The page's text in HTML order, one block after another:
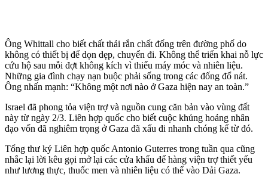
Ông Whittall cho biết chất thải rắn chất đống trên đường phố do
không có thiết bị để dọn dẹp, chuyển đi. Không thể triển khai nỗ lực
cứu hộ sau mỗi đợt không kích vì thiếu máy móc và nhiên liệu.
Những gia đình chạy nạn buộc phải sống trong các đống đổ nát.
Ông nhấn mạnh: “Không một nơi nào ở Gaza hiện nay an toàn.”
Israel đã phong tỏa viện trợ và nguồn cung căn bản vào vùng đất
này từ ngày 2/3. Liên hợp quốc cho biết cuộc khủng hoảng nhân
đạo vốn đã nghiêm trọng ở Gaza đã xấu đi nhanh chóng kể từ đó.
Tổng thư ký Liên hợp quốc Antonio Guterres trong tuần qua cũng
nhắc lại lời kêu gọi mở lại các cửa khẩu để hàng viện trợ thiết yếu
như lương thực, thuốc men và nhiên liệu có thể vào Dải Gaza.